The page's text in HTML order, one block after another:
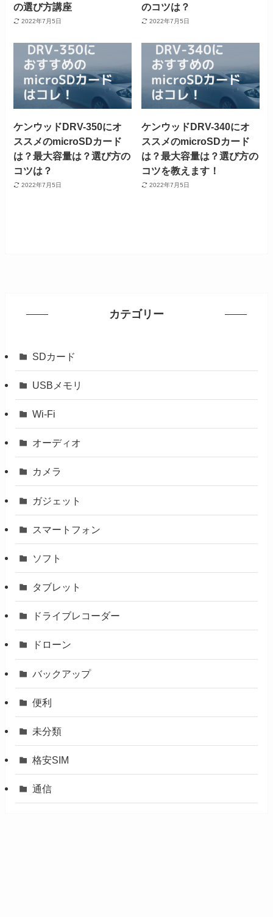
の選び方講座
2022年7月5日
のコツは？
2022年7月5日
ケンウッドDRV-350にオ
ススメのmicroSDカード
は？最大容量は？選び方の
コツは？
2022年7月5日
ケンウッドDRV-340にオ
ススメのmicroSDカード
は？最大容量は？選び方の
コツを教えます！
2022年7月5日
カテゴリー
SDカード
USBメモリ
Wi-Fi
オーディオ
カメラ
ガジェット
スマートフォン
ソフト
タブレット
ドライブレコーダー
ドローン
バックアップ
便利
未分類
格安SIM
通信